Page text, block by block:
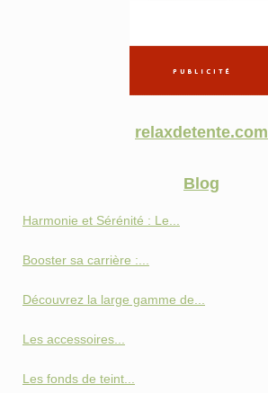
relaxdetente.com
Blog
Harmonie et Sérénité : Le...
Booster sa carrière :...
Découvrez la large gamme de...
Les accessoires...
Les fonds de teint...